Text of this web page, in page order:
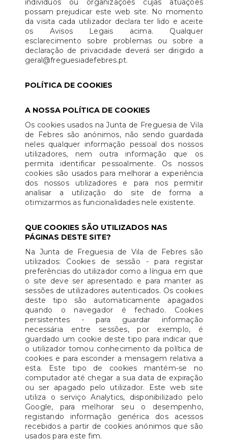
indivíduos ou organizações cujas atuações
possam prejudicar este web site. No momento
da visita cada utilizador declara ter lido e aceite
os Avisos Legais acima. Qualquer
esclarecimento sobre problemas ou sobre a
declaração de privacidade deverá ser dirigido a
geral@freguesiadefebres.pt.
POLÍTICA DE COOKIES
A NOSSA POLÍTICA DE COOKIES
Os cookies usados na Junta de Freguesia de Vila
de Febres são anónimos, não sendo guardada
neles qualquer informação pessoal dos nossos
utilizadores, nem outra informação que os
permita identificar pessoalmente. Os nossos
cookies são usados para melhorar a experiência
dos nossos utilizadores e para nos permitir
analisar a utilização do site de forma a
otimizarmos as funcionalidades nele existente.
QUE COOKIES SÃO UTILIZADOS NAS
PÁGINAS DESTE SITE?
Na Junta de Freguesia de Vila de Febres são
utilizados: Cookies de sessão - para registar
preferências do utilizador como a língua em que
o site deve ser apresentado e para manter as
sessões de utilizadores autenticados. Os cookies
deste tipo são automaticamente apagados
quando o navegador é fechado. Cookies
persistentes - para guardar informação
necessária entre sessões, por exemplo, é
guardado um cookie deste tipo para indicar que
o utilizador tomou conhecimento da política de
cookies e para esconder a mensagem relativa a
esta. Este tipo de cookies mantém-se no
computador até chegar a sua data de expiração
ou ser apagado pelo utilizador. Este web site
utiliza o serviço Analytics, disponibilizado pelo
Google, para melhorar seu o desempenho,
registando informação genérica dos acessos
recebidos a partir de cookies anónimos que são
usados para este fim.